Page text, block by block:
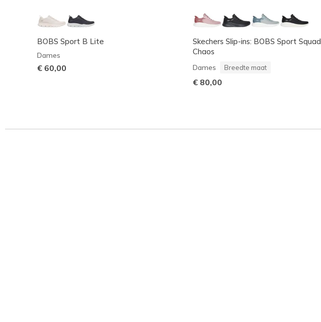
BOBS Sport B Lite
Dames
€ 60,00
Skechers Slip-ins: BOBS Sport Squad
Chaos
Dames Breedte maat
€ 80,00